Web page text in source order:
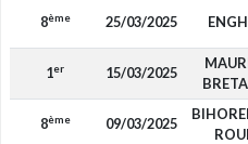
8ème 25/03/2025
1er 15/03/2025
8ème 09/03/2025